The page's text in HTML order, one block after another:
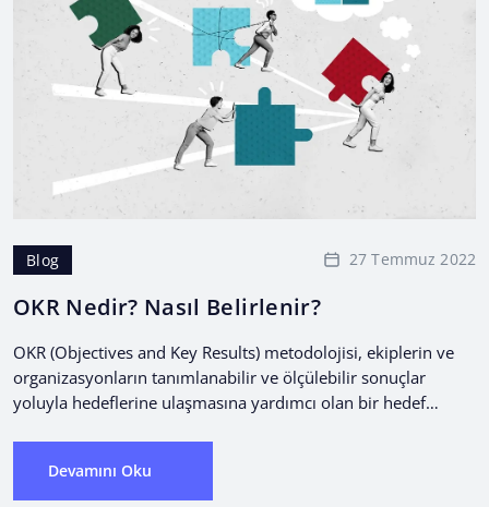
Blog 27 Temmuz 2022
OKR Nedir? Nasıl Belirlenir?
OKR (Objectives and Key Results) metodolojisi, ekiplerin ve
organizasyonların tanımlanabilir ve ölçülebilir sonuçlar
yoluyla hedeflerine ulaşmasına yardımcı olan bir hedef
Devamını Oku